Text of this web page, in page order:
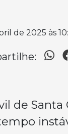
de 2025 às
de Santa